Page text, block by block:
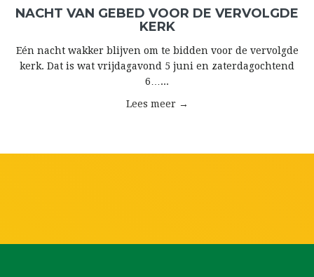
NACHT VAN GEBED VOOR DE VERVOLGDE
KERK
Eén nacht wakker blijven om te bidden voor de vervolgde
kerk. Dat is wat vrijdagavond 5 juni en zaterdagochtend
6…...
Lees meer →